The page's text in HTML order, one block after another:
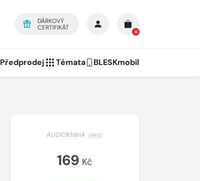
DÁRKOVÝ
CERTIFIKÁT
0
Předprodej Témata BLESKmobil
AUDIOKNIHA (MP3)
169 Kč